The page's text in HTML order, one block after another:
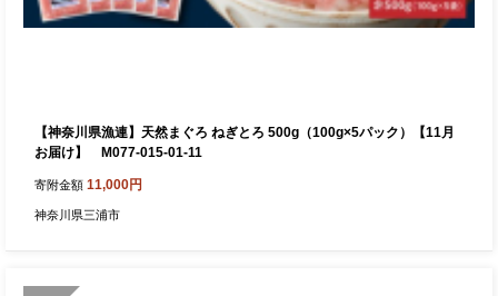
【神奈川県漁連】天然まぐろ ねぎとろ 500g（100g×5パック）【11月
お届け】 M077-015-01-11
寄附金額 11,000円
神奈川県三浦市